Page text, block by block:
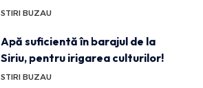
STIRI BUZAU
Apă suficientă în barajul de la
Siriu, pentru irigarea culturilor!
STIRI BUZAU